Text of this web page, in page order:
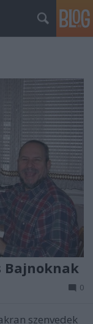
Bajnoknak
0
szenvedek